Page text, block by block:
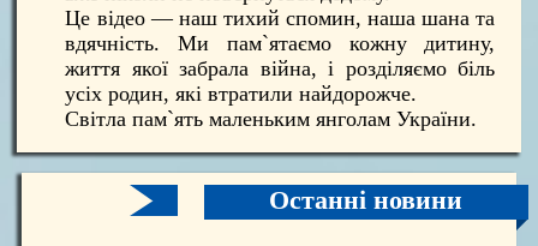
Це відео — наш тихий спомин, наша шана та
вдячність. Ми пам`ятаємо кожну дитину,
життя якої забрала війна, і розділяємо біль
усіх родин, які втратили найдорожче.
Світла пам`ять маленьким янголам України.
Останні новини